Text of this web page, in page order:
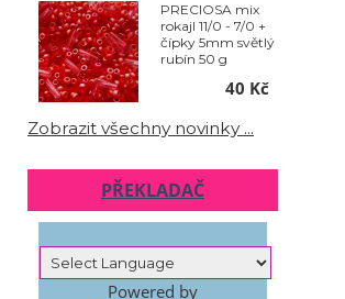
PRECIOSA mix
rokajl 11/0 - 7/0 +
čípky 5mm světlý
rubín 50 g
40 Kč
Zobrazit všechny novinky ...
PŘEKLADAČ
Powered by